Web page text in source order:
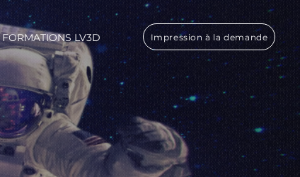
FORMATIONS LV3D Impression à la demande